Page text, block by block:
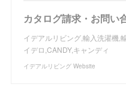
イデアルリビング,輸入洗濯機,
イデロ,CANDY,キャンディ
イデアルリビング Website